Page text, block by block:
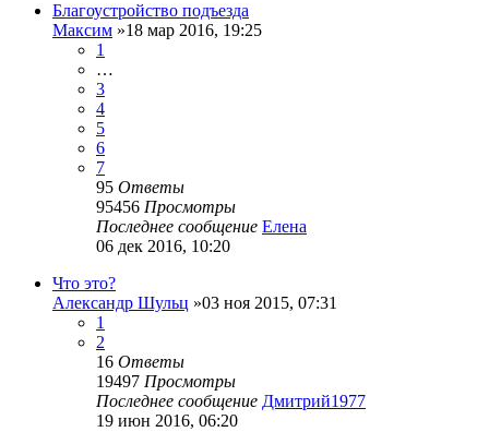
Благоустройство подъезда
Максим »18 мар 2016, 19:25
1
…
3
4
5
6
7
95 Ответы
95456 Просмотры
Последнее сообщение Елена
06 дек 2016, 10:20
Что это?
Александр Шульц »03 ноя 2015, 07:31
1
2
16 Ответы
19497 Просмотры
Последнее сообщение Дмитрий1977
19 июн 2016, 06:20